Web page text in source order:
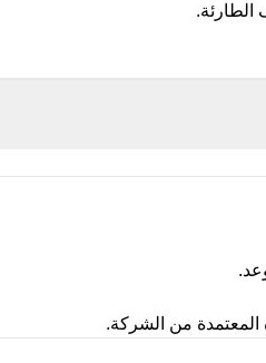
الطارئة.
.
المعتمدة من الشركة.